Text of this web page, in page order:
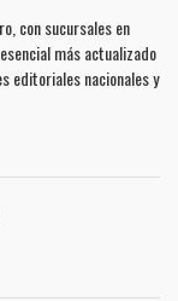
con sucursales en
más actualizado
editoriales nacionales y